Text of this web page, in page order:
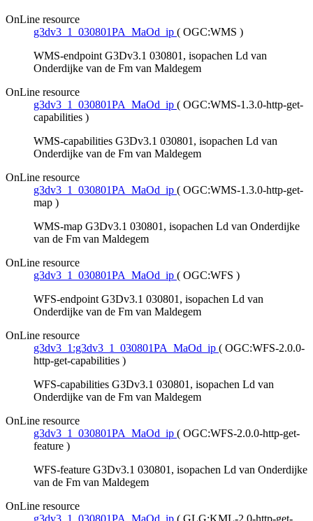
OnLine resource
g3dv3_1_030801PA_MaOd_ip ( OGC:WMS )
WMS-endpoint G3Dv3.1 030801, isopachen Ld van
Onderdijke van de Fm van Maldegem
OnLine resource
g3dv3_1_030801PA_MaOd_ip ( OGC:WMS-1.3.0-http-get-
capabilities )
WMS-capabilities G3Dv3.1 030801, isopachen Ld van
Onderdijke van de Fm van Maldegem
OnLine resource
g3dv3_1_030801PA_MaOd_ip ( OGC:WMS-1.3.0-http-get-
map )
WMS-map G3Dv3.1 030801, isopachen Ld van Onderdijke
van de Fm van Maldegem
OnLine resource
g3dv3_1_030801PA_MaOd_ip ( OGC:WFS )
WFS-endpoint G3Dv3.1 030801, isopachen Ld van
Onderdijke van de Fm van Maldegem
OnLine resource
g3dv3_1:g3dv3_1_030801PA_MaOd_ip ( OGC:WFS-2.0.0-
http-get-capabilities )
WFS-capabilities G3Dv3.1 030801, isopachen Ld van
Onderdijke van de Fm van Maldegem
OnLine resource
g3dv3_1_030801PA_MaOd_ip ( OGC:WFS-2.0.0-http-get-
feature )
WFS-feature G3Dv3.1 030801, isopachen Ld van Onderdijke
van de Fm van Maldegem
OnLine resource